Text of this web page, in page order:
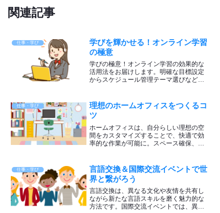
関連記事
仕事・学び
学びを輝かせる！オンライン学習
の極意
学びの極意！オンライン学習の効果的な
活用法をお届けします。明確な目標設定
からスケジュール管理テーマ選びなど自
歩を踏み出しましょう！
仕事・学び
理想のホームオフィスをつくるコ
ツ
ホームオフィスは、自分らしい理想の空
間をカスタマイズすることで、快適で効
率的な作業が可能に。スペース確保、快
楽の活用など、参考にして充実した日々
を送ってくださいね。
仕事・学び
言語交換＆国際交流イベントで世
界と繋がろう
言語交換は、異なる文化や友情を共有し
ながら新たな言語スキルを磨く魅力的な
方法です。国際交流イベントでは、異な